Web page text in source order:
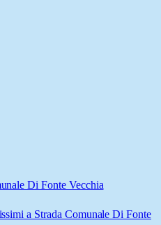
Di Fonte Vecchia
a Strada Comunale Di Fonte